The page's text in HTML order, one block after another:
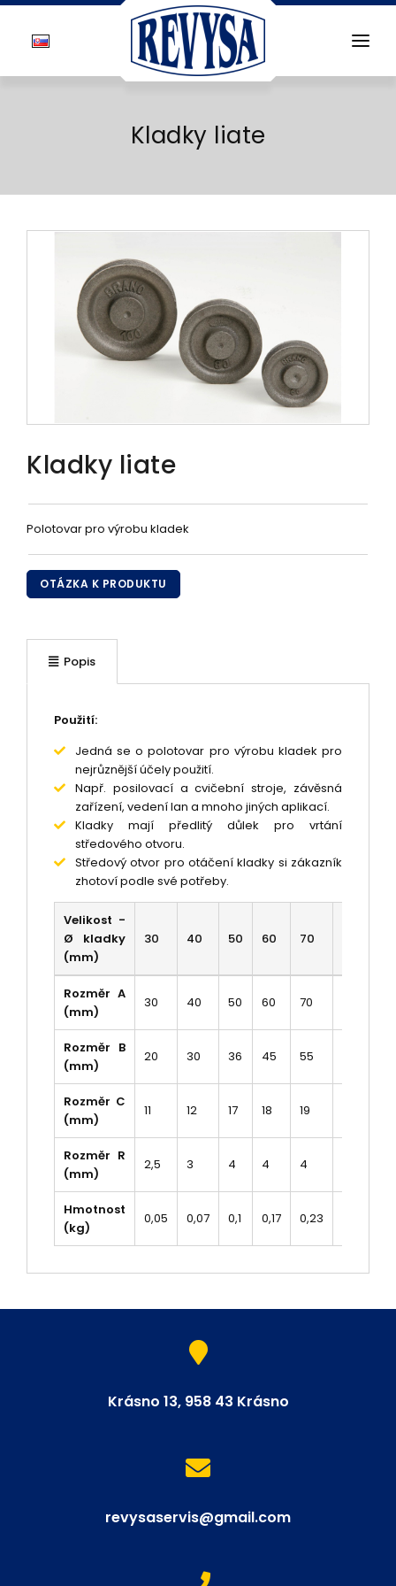
O FIRME
GALÉRIA
KONTAKT
Kladky liate
Kladky liate
Polotovar pro výrobu kladek
OTÁZKA K PRODUKTU
Popis
Použití:
Jedná se o polotovar pro výrobu kladek pro
nejrůznější účely použití.
Např. posilovací a cvičební stroje, závěsná
zařízení, vedení lan a mnoho jiných aplikací.
Kladky mají předlitý důlek pro vrtání
středového otvoru.
Středový otvor pro otáčení kladky si zákazník
zhotoví podle své potřeby.
Velikost -
Ø kladky
(mm)
30 40 50 60 70
Rozměr A
(mm)
30 40 50 60 70
Rozměr B
(mm)
20 30 36 45 55
Rozměr C
(mm)
11 12 17 18 19
Rozměr R
(mm)
2,5 3 4 4 4
Hmotnost
(kg)
0,05 0,07 0,1 0,17 0,23
Krásno 13, 958 43 Krásno
revysaservis@gmail.com